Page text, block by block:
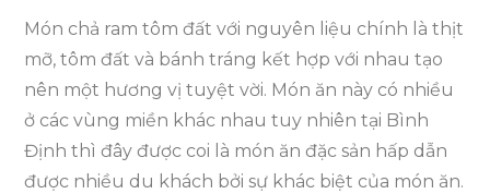
Món chả ram tôm đất với nguyên liệu chính là thịt
mỡ, tôm đất và bánh tráng kết hợp với nhau tạo
nên một hương vị tuyệt vời. Món ăn này có nhiều
ở các vùng miền khác nhau tuy nhiên tại Bình
Định thì đây được coi là món ăn đặc sản hấp dẫn
được nhiều du khách bởi sự khác biệt của món ăn.